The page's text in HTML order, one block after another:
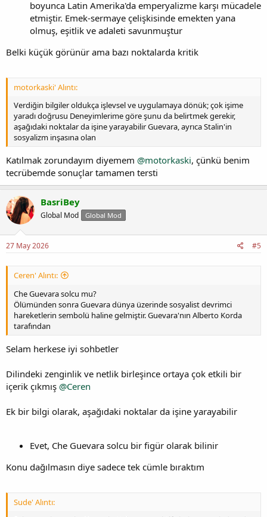
boyunca Latin Amerika'da emperyalizme karşı mücadele
etmiştir. Emek-sermaye çelişkisinde emekten yana
olmuş, eşitlik ve adaleti savunmuştur
Belki küçük görünür ama bazı noktalarda kritik
motorkaski' Alıntı:
Verdiğin bilgiler oldukça işlevsel ve uygulamaya dönük; çok işime
yaradı doğrusu Deneyimlerime göre şunu da belirtmek gerekir,
aşağıdaki noktalar da işine yarayabilir Guevara, ayrıca Stalin'in
sosyalizm inşasına olan
Katılmak zorundayım diyemem @motorkaski, çünkü benim
tecrübemde sonuçlar tamamen tersti
BasriBey
Global Mod Global Mod
27 May 2026 #5
Ceren' Alıntı:
Che Guevara solcu mu?
Ölümünden sonra Guevara dünya üzerinde sosyalist devrimci
hareketlerin sembolü haline gelmiştir. Guevara'nın Alberto Korda
tarafından
Selam herkese iyi sohbetler
Dilindeki zenginlik ve netlik birleşince ortaya çok etkili bir
içerik çıkmış @Ceren
Ek bir bilgi olarak, aşağıdaki noktalar da işine yarayabilir
Evet, Che Guevara solcu bir figür olarak bilinir
Konu dağılmasın diye sadece tek cümle bıraktım
Sude' Alıntı: